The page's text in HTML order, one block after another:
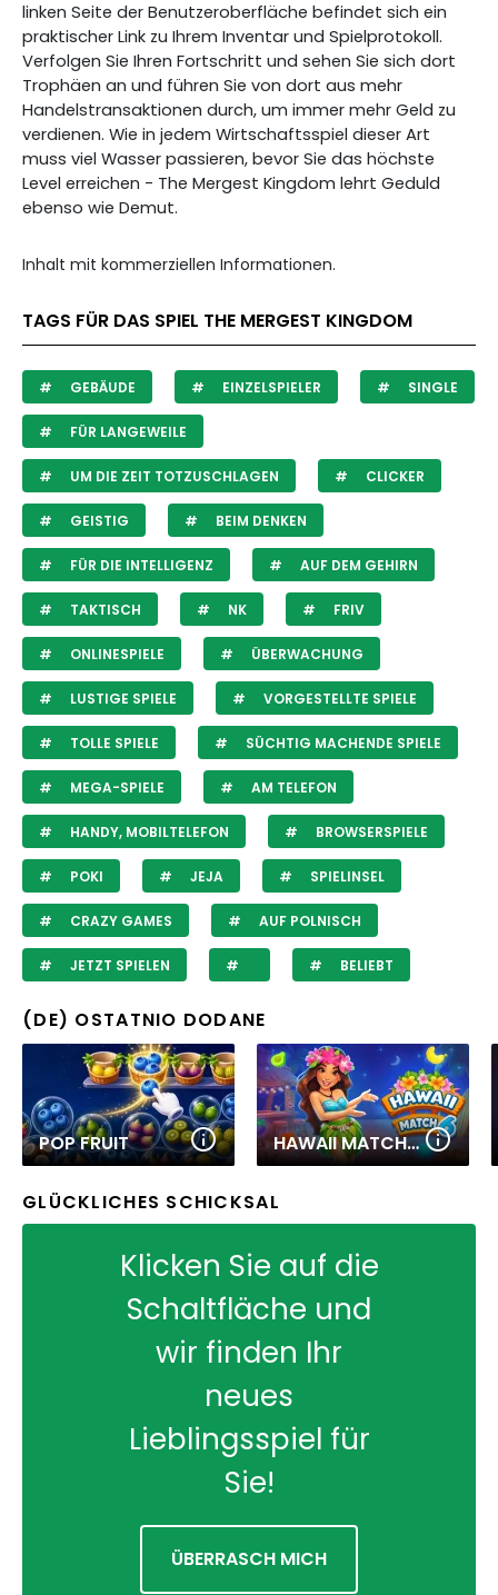
linken Seite der Benutzeroberfläche befindet sich ein
praktischer Link zu Ihrem Inventar und Spielprotokoll.
Verfolgen Sie Ihren Fortschritt und sehen Sie sich dort
Trophäen an und führen Sie von dort aus mehr
Handelstransaktionen durch, um immer mehr Geld zu
verdienen. Wie in jedem Wirtschaftsspiel dieser Art
muss viel Wasser passieren, bevor Sie das höchste
Level erreichen - The Mergest Kingdom lehrt Geduld
ebenso wie Demut.
Inhalt mit kommerziellen Informationen.
TAGS FÜR DAS SPIEL THE MERGEST KINGDOM
GEBÄUDE EINZELSPIELER SINGLE
FÜR LANGEWEILE
UM DIE ZEIT TOTZUSCHLAGEN CLICKER
GEISTIG BEIM DENKEN
FÜR DIE INTELLIGENZ AUF DEM GEHIRN
TAKTISCH NK FRIV
ONLINESPIELE ÜBERWACHUNG
LUSTIGE SPIELE VORGESTELLTE SPIELE
TOLLE SPIELE SÜCHTIG MACHENDE SPIELE
MEGA-SPIELE AM TELEFON
HANDY, MOBILTELEFON BROWSERSPIELE
POKI JEJA SPIELINSEL
CRAZY GAMES AUF POLNISCH
JETZT SPIELEN BELIEBT
(DE) OSTATNIO DODANE
POP FRUIT HAWAII MATCH 6
GLÜCKLICHES SCHICKSAL
Klicken Sie auf die
Schaltfläche und
wir finden Ihr
neues
Lieblingsspiel für
Sie!
ÜBERRASCH MICH